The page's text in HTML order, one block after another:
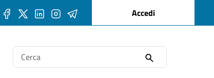
User account
Accedi
Ricerca